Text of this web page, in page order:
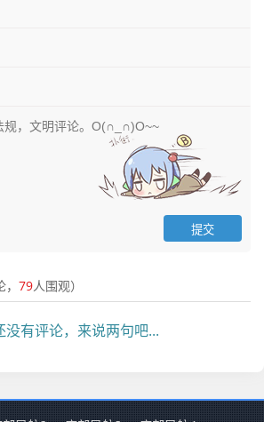
79人围观）
没有评论，来说两句吧...